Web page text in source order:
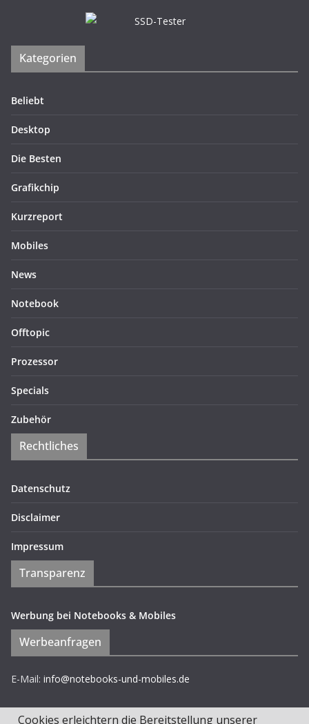
Kategorien
Beliebt
Desktop
Die Besten
Grafikchip
Kurzreport
Mobiles
News
Notebook
Offtopic
Prozessor
Specials
Zubehör
Rechtliches
Datenschutz
Disclaimer
Impressum
Transparenz
Werbung bei Notebooks & Mobiles
Werbeanfragen
E-Mail: info@notebooks-und-mobiles.de
Cookies erleichtern die Bereitstellung unserer